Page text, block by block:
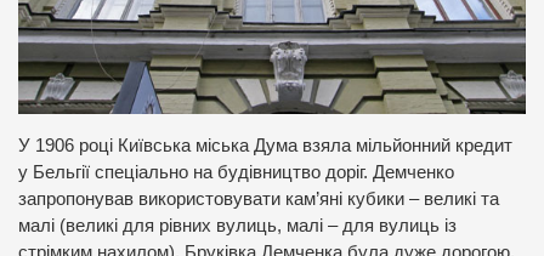
У 1906 році Київська міська Дума взяла мільйонний кредит
у Бельгії спеціально на будівництво доріг. Демченко
запропонував використовувати кам’яні кубики – великі та
малі (великі для рівних вулиць, малі – для вулиць із